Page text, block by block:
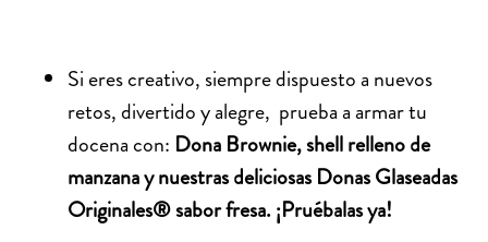
Si eres creativo, siempre dispuesto a nuevos
retos, divertido y alegre, prueba a armar tu
docena con: Dona Brownie, shell relleno de
manzana y nuestras deliciosas Donas Glaseadas
Originales® sabor fresa. ¡Pruébalas ya!